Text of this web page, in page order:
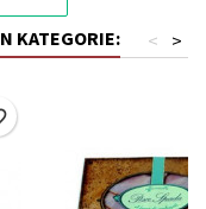
KATEGORIE: >
<